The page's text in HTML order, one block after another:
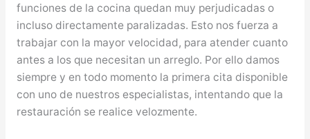
funciones de la cocina quedan muy perjudicadas o
incluso directamente paralizadas. Esto nos fuerza a
trabajar con la mayor velocidad, para atender cuanto
antes a los que necesitan un arreglo. Por ello damos
siempre y en todo momento la primera cita disponible
con uno de nuestros especialistas, intentando que la
restauración se realice velozmente.